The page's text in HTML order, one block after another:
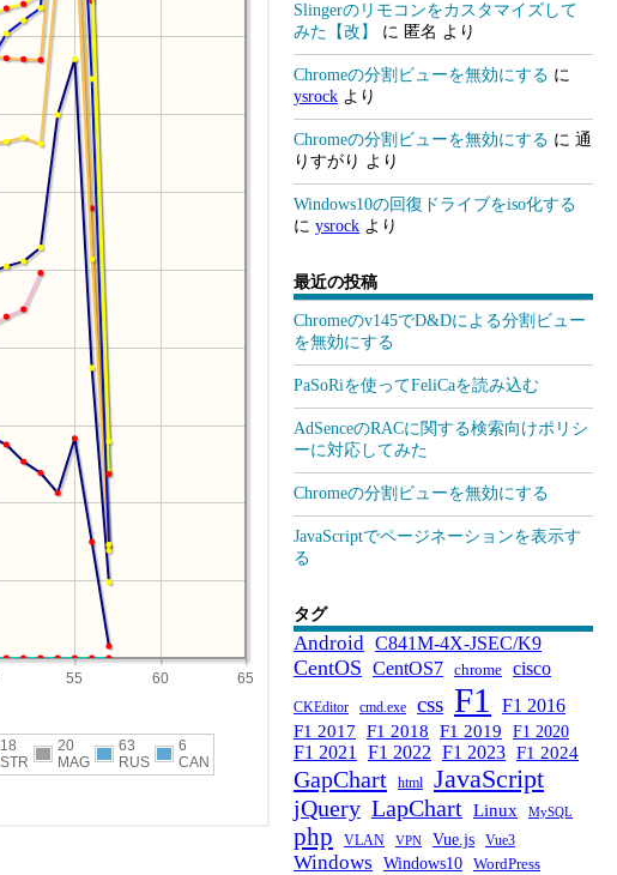
Slingerのリモコンをカスタマイズして
みた【改】
に 匿名 より
Chromeの分割ビューを無効にする に
ysrock より
Chromeの分割ビューを無効にする に 通
りすがり より
Windows10の回復ドライブをiso化する
に ysrock より
最近の投稿
Chromeのv145でD&Dによる分割ビュー
を無効にする
PaSoRiを使ってFeliCaを読み込む
AdSenceのRACに関する検索向けポリシ
ーに対応してみた
Chromeの分割ビューを無効にする
JavaScriptでページネーションを表示す
る
タグ
Android C841M-4X-JSEC/K9
CentOS CentOS7 chrome cisco
CKEditor cmd.exe css F1
F1 2016
F1 2017 F1 2018 F1 2019 F1 2020
F1 2021 F1 2022 F1 2023 F1 2024
GapChart html JavaScript
jQuery LapChart Linux MySQL
php VLAN VPN Vue.js Vue3
Windows Windows10 WordPress